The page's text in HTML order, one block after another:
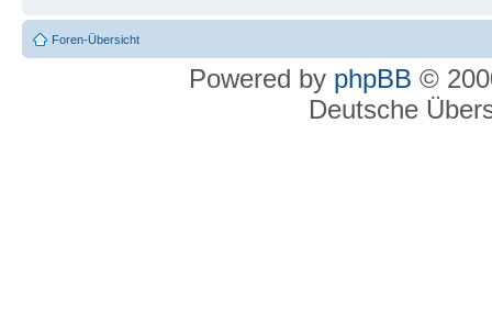
Foren-Übersicht
Powered by phpBB ©
Deutsche